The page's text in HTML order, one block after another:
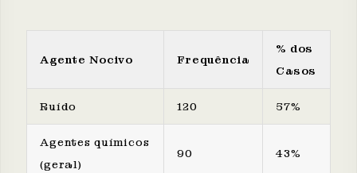
Agente Nocivo Frequência
% dos
Casos
Ruído 120 57%
Agentes químicos
(geral)
90 43%